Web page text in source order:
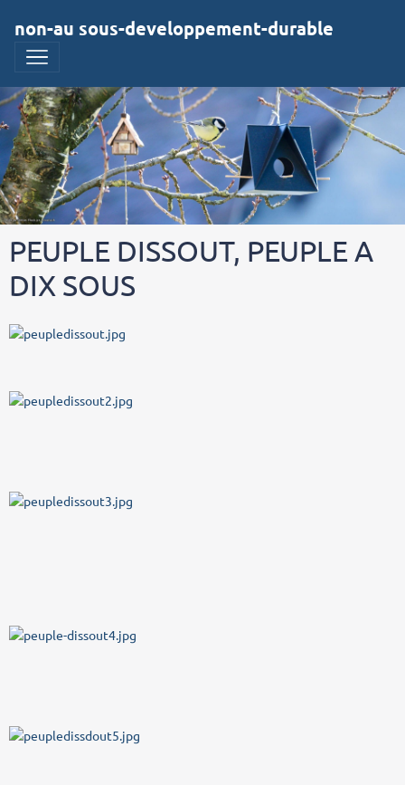
non-au sous-developpement-durable
PEUPLE DISSOUT, PEUPLE A
DIX SOUS